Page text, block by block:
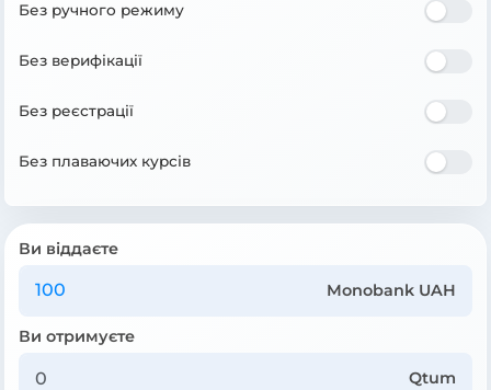
Без ручного режиму
Без верифікації
Без реєстрації
Без плаваючих курсів
Ви віддаєте
Monobank UAH
Ви отримуєте
Qtum